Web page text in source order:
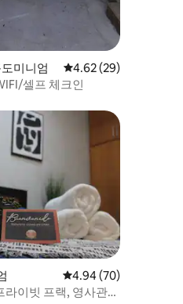
미니엄 평점 4.62점(5점 만점),
4.62 (29)
셀프 체크인
평점 4.94점(5점 만점),
4.94 (70)
라이빗 프랙, 영사관